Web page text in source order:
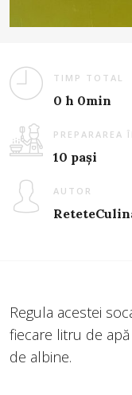
TIMP TOTAL
0 h 0min
PREPARAREA
10 pași
AUTOR
Regula acestei
fiecare litru de
de albine.